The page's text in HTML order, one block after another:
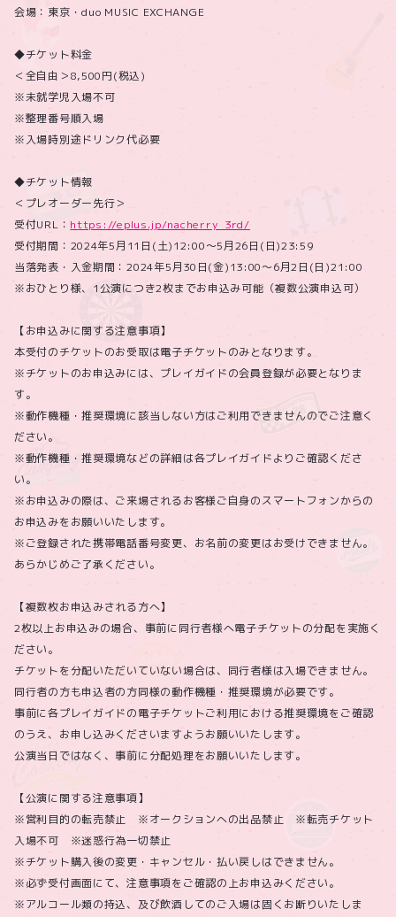
会場：東京・duo MUSIC EXCHANGE
◆チケット料金
＜全自由＞8,500円(税込)
※未就学児入場不可
※整理番号順入場
※入場時別途ドリンク代必要
◆チケット情報
＜プレオーダー先行＞
受付URL： https://eplus.jp/nacherry_3rd/
受付期間：2024年5月11日(土)12:00～5月26日(日)23:59
当落発表・入金期間：2024年5月30日(金)13:00～6月2日(日)21:00
※おひとり様、1公演につき2枚までお申込み可能（複数公演申込可）
【お申込みに関する注意事項】
本受付のチケットのお受取は電子チケットのみとなります。
※チケットのお申込みには、プレイガイドの会員登録が必要となりま
す。
※動作機種・推奨環境に該当しない方はご利用できませんのでご注意く
ださい。
※動作機種・推奨環境などの詳細は各プレイガイドよりご確認くださ
い。
※お申込みの際は、ご来場されるお客様ご自身のスマートフォンからの
お申込みをお願いいたします。
※ご登録された携帯電話番号変更、お名前の変更はお受けできません。
あらかじめご了承ください。
【複数枚お申込みされる方へ】
2枚以上お申込みの場合、事前に同行者様へ電子チケットの分配を実施く
ださい。
チケットを分配いただいていない場合は、同行者様は入場できません。
同行者の方も申込者の方同様の動作機種・推奨環境が必要です。
事前に各プレイガイドの電子チケットご利用における推奨環境をご確認
のうえ、お申し込みくださいますようお願いいたします。
公演当日ではなく、事前に分配処理をお願いいたします。
【公演に関する注意事項】
※営利目的の転売禁止 ※オークションへの出品禁止 ※転売チケット
入場不可 ※迷惑行為一切禁止
※チケット購入後の変更・キャンセル・払い戻しはできません。
※必ず受付画面にて、注意事項をご確認の上お申込みください。
※アルコール類の持込、及び飲酒してのご入場は固くお断りいたしま